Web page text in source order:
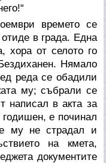
времето се
в града. Една
хора от селото го
Нямало
реда се обадили
му; събрали се
написал в акта за
е починал
му не страдал и
на кмета,
документите